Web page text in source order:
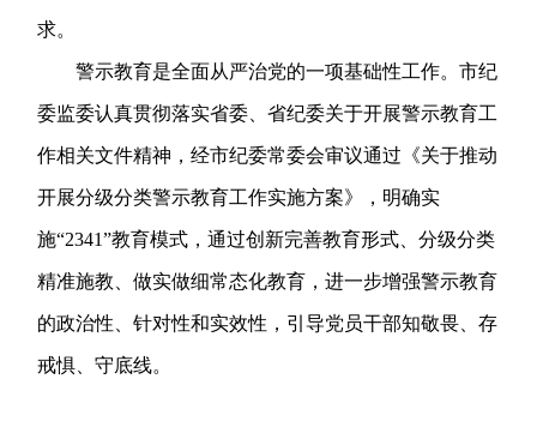
求。
警示教育是全面从严治党的一项基础性工作。市纪
委监委认真贯彻落实省委、省纪委关于开展警示教育工
作相关文件精神，经市纪委常委会审议通过《关于推动
开展分级分类警示教育工作实施方案》，明确实
施“2341”教育模式，通过创新完善教育形式、分级分类
精准施教、做实做细常态化教育，进一步增强警示教育
的政治性、针对性和实效性，引导党员干部知敬畏、存
戒惧、守底线。